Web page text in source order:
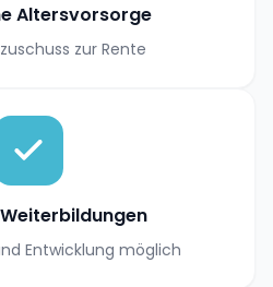
Altersvorsorge
zur Rente
Entwicklung möglich